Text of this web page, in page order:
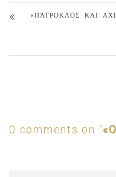
«ΠΆΤΡΟΚΛΟΣ ΚΑΙ
0 comments on “